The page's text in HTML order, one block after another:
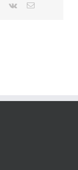
Pinterest
Vk
E-